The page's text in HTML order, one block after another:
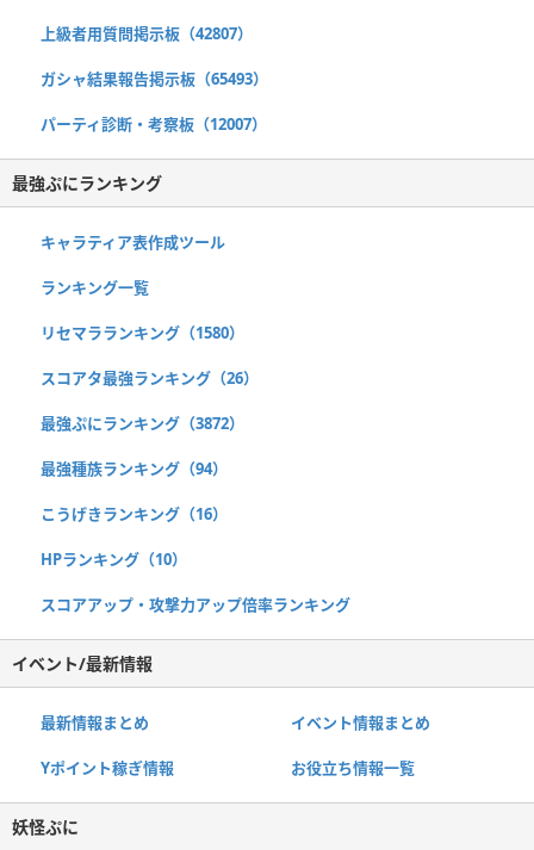
上級者用質問掲示板（42807）
ガシャ結果報告掲示板（65493）
パーティ診断・考察板（12007）
最強ぷにランキング
キャラティア表作成ツール
ランキング一覧
リセマラランキング（1580）
スコアタ最強ランキング（26）
最強ぷにランキング（3872）
最強種族ランキング（94）
こうげきランキング（16）
HPランキング（10）
スコアアップ・攻撃力アップ倍率ランキング
イベント/最新情報
最新情報まとめ イベント情報まとめ
Yポイント稼ぎ情報 お役立ち情報一覧
妖怪ぷに